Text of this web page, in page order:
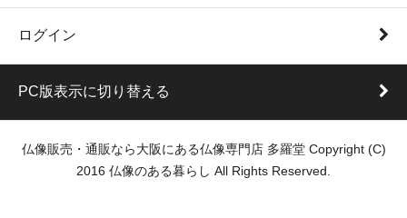
ログイン
PC版表示に切り替える
仏像販売・通販なら大阪にある仏像専門店 多羅堂 Copyright (C)
2016 仏像のある暮らし All Rights Reserved.